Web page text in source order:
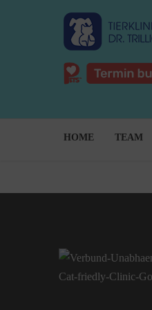
HOME TEAM